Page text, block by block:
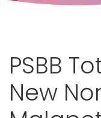
PSBB
New